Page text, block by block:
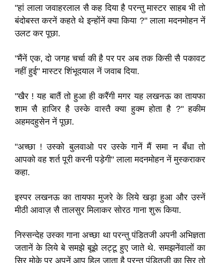
"हां लाला जवाहरलाल सै कह दिया है परन्तु मास्‍टर साहब भी तो
बंदोबस्‍त करनें कहते थे इन्होंनें क्‍या किया ?" लाला मदनमोहन नें
उलट कर पूछा.
"मैंनें एक, दो जगह चर्चा की है पर पर अब तक किसी सै पकावट
नहीं हुई" मास्‍टर शिंभूदयाल नें जवाब दिया.
"खैर ! यह बातैं तो हुआ ही करैंगी मगर यह लखनऊ का तायफा
शाम सै हाजिर है उस्‍के वास्‍तै क्‍या हुक्‍म होता है ?" हकीम
अहमदहुसेन नें पूछा.
"अच्‍छा ! उस्‍को बुलवाओ पर उस्‍के गानें मैं समा न बँधा तो
आपको वह शर्त पूरी करनी पड़ेगी" लाला मदनमोहन नें मुस्कराकर
कहा.
इस्‍पर लखनऊ का तायफा मुजरे के लिये खड़ा हुआ और उस्‍नें
मीठी आवाज़ सै तालसुर मिलाकर सोरठ गाना शुरू किया.
निस्सन्देह उस्‍का गाना अच्‍छा था परन्तु पंडितजी अपनी अभिज्ञता
जतानें के लिये बे समझे बूझे लट्टू हुए जाते थे. समझनेंवालों का
सिर मोके पर अपनें आप हिल जाता है परन्तु पंडितजी का सिर तो